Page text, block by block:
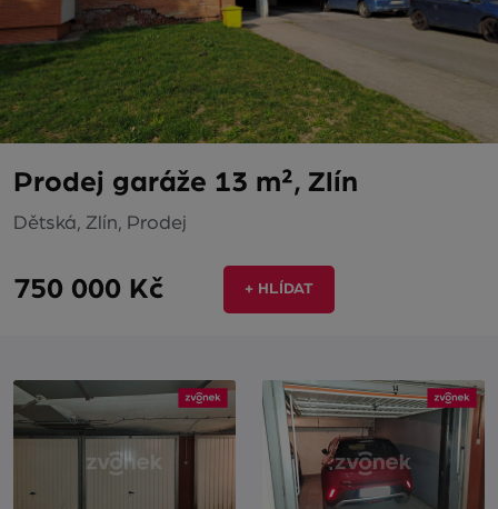
Prodej garáže 13 m², Zlín
Dětská, Zlín, Prodej
750 000 Kč + HLÍDAT